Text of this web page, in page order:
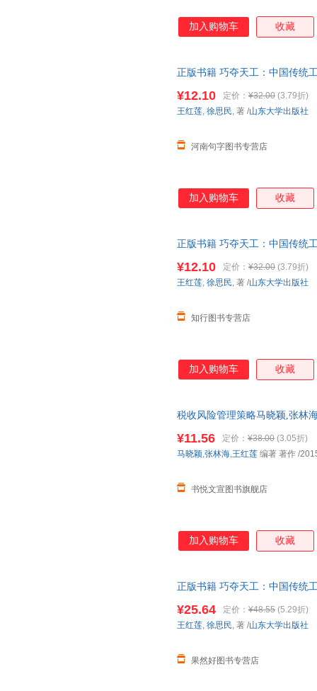
加入购物车 收藏
正版书籍 巧夺天工：中国传统
¥12.10 定价： ¥32.00 (3.79折)
河南句字图书专营店
王红莲, 徐思民, 著 /山东大学出版社
加入购物车 收藏
正版书籍 巧夺天工：中国传统
¥12.10 定价： ¥32.00 (3.79折)
知行图书专营店
王红莲, 徐思民, 著 /山东大学出版社
加入购物车 收藏
税收风险管理策略马晓颖,张林
心选购
¥11.56 定价： ¥38.00 (3.05折)
书悦文宣图书旗舰店
马晓颖,张林海,王红莲 编著 著作 /
加入购物车 收藏
正版书籍 巧夺天工：中国传统
¥25.64 定价： ¥48.55 (5.29折)
果然好图书专营店
王红莲, 徐思民, 著 /山东大学出版社